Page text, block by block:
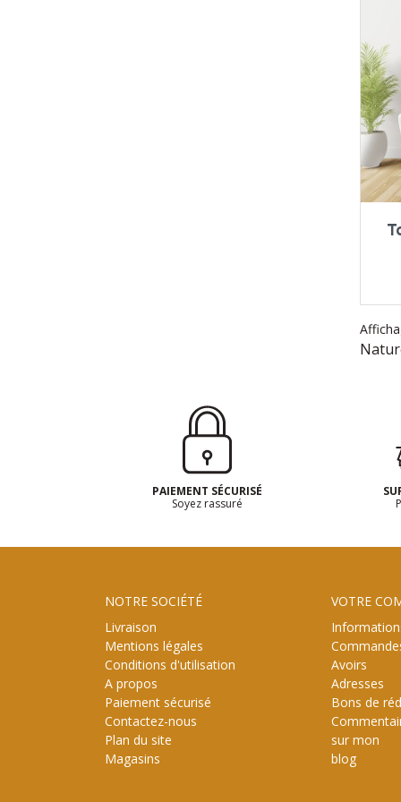
PAIEMENT SÉCURISÉ
Soyez rassuré
NOTRE SOCIÉTÉ
Livraison
Mentions légales
Conditions d'utilisation
A propos
Paiement sécurisé
Contactez-nous
Plan du site
Magasins
VOTRE
Avoirs
Adresses
Bons de
sur mon
blog